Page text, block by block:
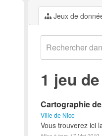
Jeux de
1 jeu
Cartographie
Ville de Nice
Vous trouverez ici